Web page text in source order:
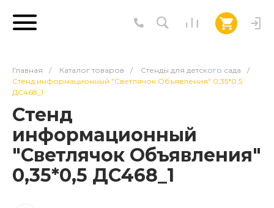
Главная / Каталог товаров / Стенды для детского сада
/
Стенд информационный "Светлячок Объявления" 0,35*0,5
ДС468_1
Стенд
информационный
"Светлячок Объявления"
0,35*0,5 ДС468_1